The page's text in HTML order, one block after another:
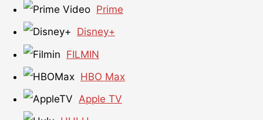
Prime
Disney+
FILMIN
HBO Max
Apple TV